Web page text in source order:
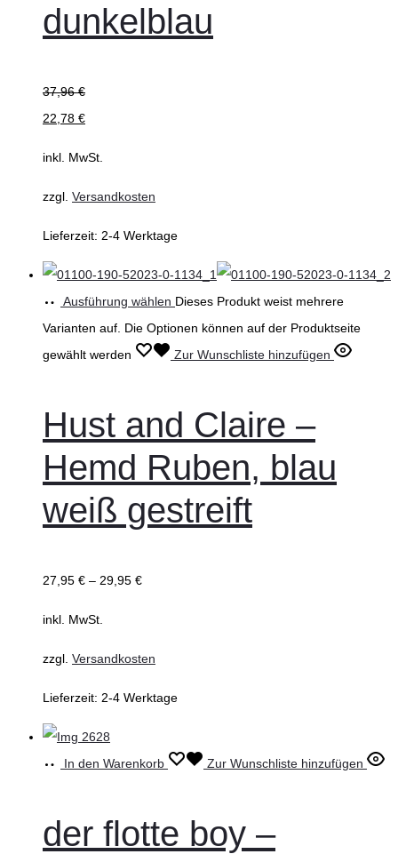
dunkelblau
37,96€
22,78 €
inkl. MwSt.
zzgl. Versandkosten
Lieferzeit: 2-4 Werktage
Ausführung wählen Dieses Produkt weist mehrere
Varianten auf. Die Optionen können auf der Produktseite
gewählt werden
Zur Wunschliste hinzufügen
Hust and Claire –
Hemd Ruben, blau
weiß gestreift
27,95 € – 29,95 €
inkl. MwSt.
zzgl. Versandkosten
Lieferzeit: 2-4 Werktage
In den Warenkorb Zur Wunschliste hinzufügen
der flotte boy –